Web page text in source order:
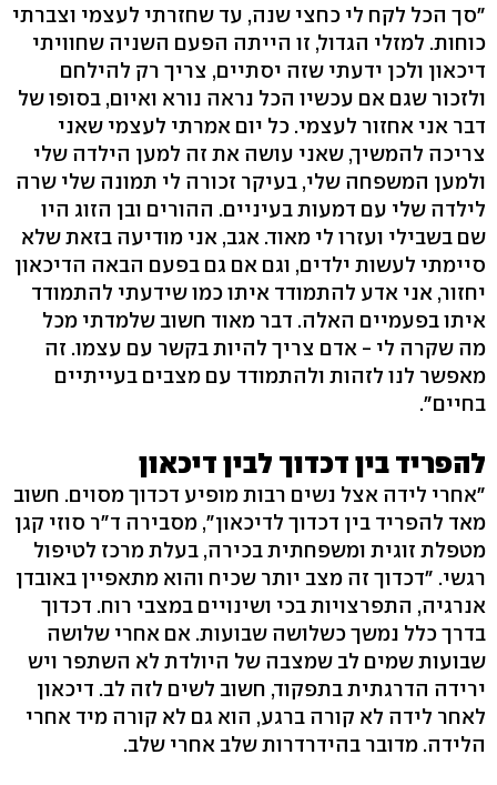
"סך הכל לקח לי כחצי שנה, עד שחזרתי לעצמי וצברתי
כוחות. למזלי הגדול, זו הייתה הפעם השניה שחוויתי
דיכאון ולכן ידעתי שזה יסתיים, צריך רק להילחם
ולזכור שגם אם עכשיו הכל נראה נורא ואיום, בסופו של
דבר אני אחזור לעצמי. כל יום אמרתי לעצמי שאני
צריכה להמשיך, שאני עושה את זה למען הילדה שלי
ולמען המשפחה שלי, בעיקר זכורה לי תמונה שלי שרה
לילדה שלי עם דמעות בעיניים. ההורים ובן הזוג היו
שם בשבילי ועזרו לי מאוד. אגב, אני מודיעה בזאת שלא
סיימתי לעשות ילדים, וגם אם גם בפעם הבאה הדיכאון
יחזור, אני אדע להתמודד איתו כמו שידעתי להתמודד
איתו בפעמיים האלה. דבר מאוד חשוב שלמדתי מכל
מה שקרה לי - אדם צריך להיות בקשר עם עצמו. זה
מאפשר לנו לזהות ולהתמודד עם מצבים בעייתיים
בחיים".
להפריד בין דכדוך לבין דיכאון
"אחרי לידה אצל נשים רבות מופיע דכדוך מסוים. חשוב
מאד להפריד בין דכדוך לדיכאון", מסבירה ד"ר סוזי קגן
מטפלת זוגית ומשפחתית בכירה, בעלת מרכז לטיפול
רגשי. "דכדוך זה מצב יותר שכיח והוא מתאפיין באובדן
אנרגיה, התפרצויות בכי ושינויים במצבי רוח. דכדוך
בדרך כלל נמשך כשלושה שבועות. אם אחרי שלושה
שבועות שמים לב שמצבה של היולדת לא השתפר ויש
ירידה הדרגתית בתפקוד, חשוב לשים לזה לב. דיכאון
לאחר לידה לא קורה ברגע, הוא גם לא קורה מיד אחרי
הלידה. מדובר בהידרדרות שלב אחרי שלב.